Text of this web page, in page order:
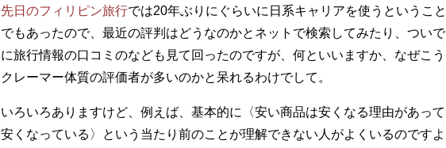
先日のフィリピン旅行では20年ぶりにぐらいに日系キャリアを使うということ
でもあったので、最近の評判はどうなのかとネットで検索してみたり、ついで
に旅行情報の口コミのなども見て回ったのですが、何といいますか、なぜこう
クレーマー体質の評価者が多いのかと呆れるわけでして。
いろいろありますけど、例えば、基本的に〈安い商品は安くなる理由があって
安くなっている〉という当たり前のことが理解できない人がよくいるのですよ